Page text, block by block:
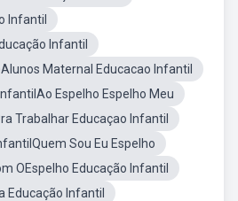
Infantil
Infantil
Maternal Educacao Infantil
Espelho Espelho Meu
Trabalhar Educaçao Infantil
Sou Eu Espelho
OEspelho Educação Infantil
Educação Infantil